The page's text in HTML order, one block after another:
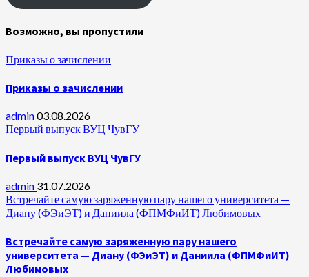
Возможно, вы пропустили
Приказы о зачислении
Приказы о зачислении
admin03.08.2026
Первый выпуск ВУЦ ЧувГУ
Первый выпуск ВУЦ ЧувГУ
admin 31.07.2026
Встречайте самую заряженную пару нашего университета —
Диану (ФЭиЭТ) и Даниила (ФПМФиИТ) Любимовых
Встречайте самую заряженную пару нашего
университета — Диану (ФЭиЭТ) и Даниила (ФПМФиИТ)
Любимовых